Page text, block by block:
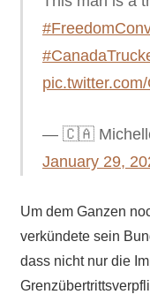
— 🇨🇦 Michelle
January 29,
Um dem Ganzen
verkündete sein
dass nicht nur die